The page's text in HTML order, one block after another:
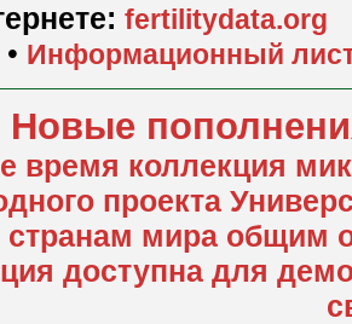
fertilitydata.org
• Информационный
Новые
время коллекция
проекта
странам мира общим
доступна для